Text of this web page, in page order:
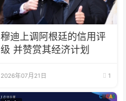
穆迪上调阿根廷的信用评
级 并赞赏其经济计划
2026年07月21日 1